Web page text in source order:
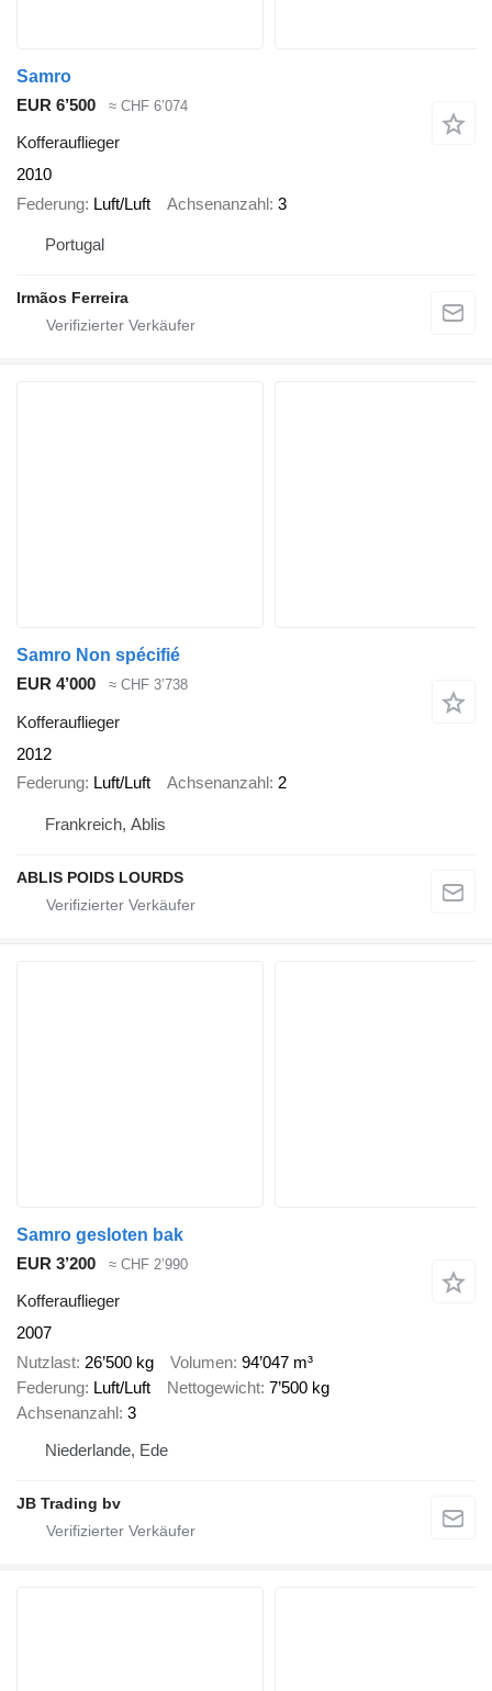
Samro
EUR 6’500
≈ CHF 6’074
Kofferauflieger
2010
Federung Luft/Luft Achsenanzahl 3
Portugal
Irmãos Ferreira
Samro Non spécifié
EUR 4’000
≈ CHF 3’738
Kofferauflieger
2012
Federung Luft/Luft Achsenanzahl 2
Frankreich, Ablis
ABLIS POIDS LOURDS
Samro gesloten bak
EUR 3’200
≈ CHF 2’990
Kofferauflieger
2007
Nutzlast 26’500 kg Volumen 94’047 m³
Federung Luft/Luft Nettogewicht 7’500 kg
Achsenanzahl 3
Niederlande, Ede
JB Trading bv